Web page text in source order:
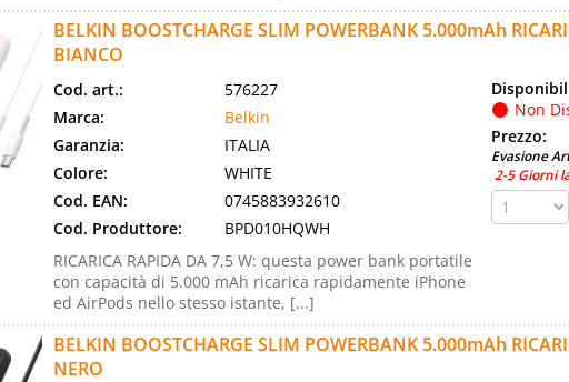
BELKIN BOOSTCHARGE SLIM POWERBANK 5.000mAh
BIANCO
Cod. art.:
576227
Marca:
Belkin
Garanzia:
ITALIA
Colore:
WHITE
Cod. EAN:
0745883932610
Cod. Produttore:
BPD010HQWH
RICARICA RAPIDA DA 7,5 W: questa power bank portatile
con capacità di 5.000 mAh ricarica rapidamente iPhone
ed AirPods nello stesso istante, [...]
Non
Prezzo:
Evasione
2-5 Giorni
BELKIN BOOSTCHARGE SLIM POWERBANK 5.000mAh
NERO